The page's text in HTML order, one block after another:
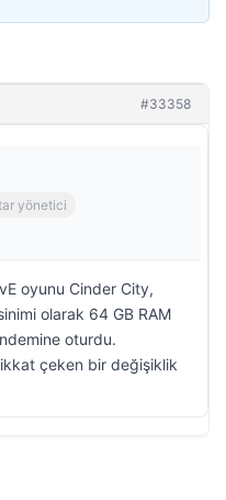
#33358
yönetici
oyunu Cinder City,
olarak 64 GB RAM
oturdu.
çeken bir değişiklik